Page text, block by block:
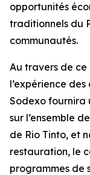
opportunités
traditionnels du
communautés.
Au travers de
l’expérience
Sodexo fournira
sur l’ensemble
de Rio Tinto, et
restauration, le
programmes de